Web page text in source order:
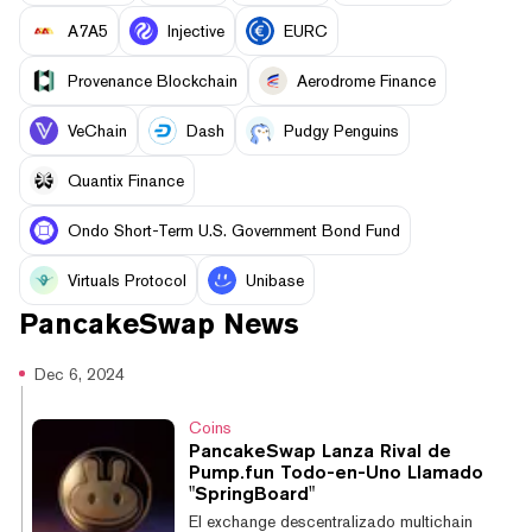
A7A5 Injective EURC
Provenance Blockchain Aerodrome Finance
VeChain Dash Pudgy Penguins
Quantix Finance
Ondo Short-Term U.S. Government Bond Fund
Virtuals Protocol Unibase
PancakeSwap News
Dec 6, 2024
Coins
PancakeSwap Lanza Rival de
Pump.fun Todo-en-Uno Llamado
"SpringBoard"
El exchange descentralizado multichain